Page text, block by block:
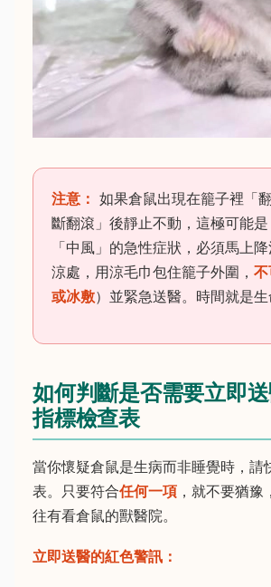
注意： 如果倉鼠出現在籠子裡「
斷翻滾」後靜止不動，這極可能
「中風」的急性症狀，必須馬上
涼處，用涼毛巾包住籠子外圍，
或冰敷）並緊急送醫。時間就是生
如何判斷是否需要立即
指標檢查表
當你懷疑倉鼠是生病而非睡覺時，請
表。只要符合任何一項 ，就不要猶
往有看倉鼠的獸醫院。
立即送醫的紅色警訊：